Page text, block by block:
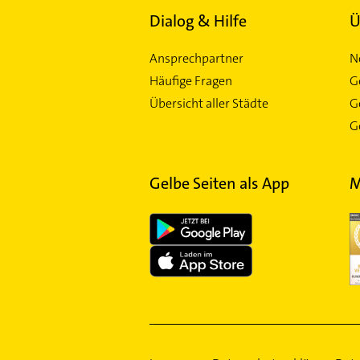
Schweinau
Sebald
St Johannis
St Peter
Zerzabelshof
Ziegelstein
Dialog & Hilfe
Ansprechpartner
Häufige Fragen
Übersicht aller Städte
Gelbe Seiten als App